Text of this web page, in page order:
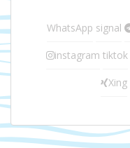
WhatsApp signal
instagram tiktok
Xing